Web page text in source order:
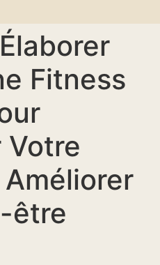
Fitness
Votre
être